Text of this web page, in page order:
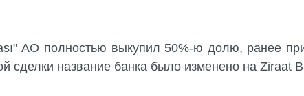
АО полностью выкупил 50%-ю долю, ранее
сделки название банка было изменено на Ziraat